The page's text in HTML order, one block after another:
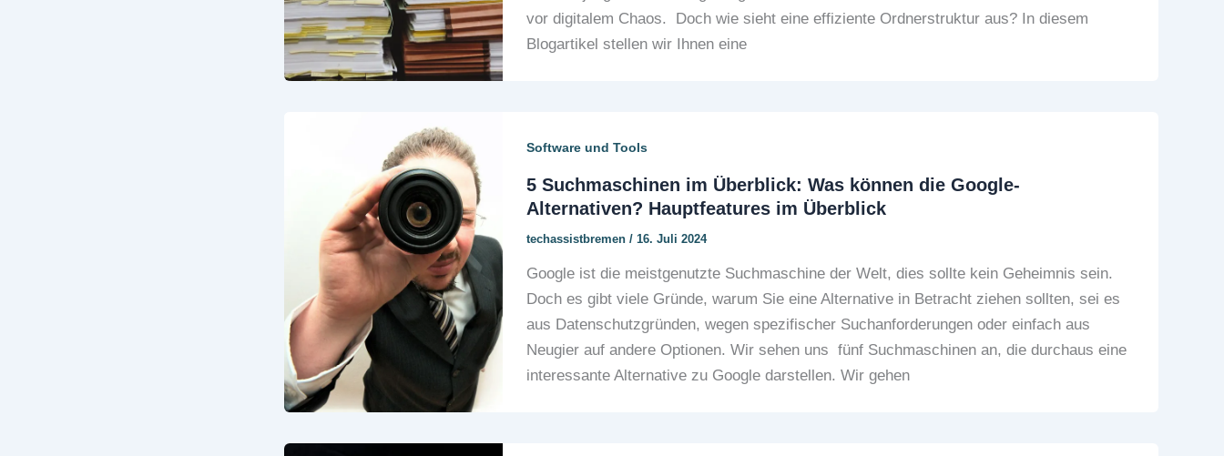
vor digitalem Chaos. Doch wie sieht eine effiziente Ordnerstruktur aus? In diesem
Blogartikel stellen wir Ihnen eine
Software und Tools
5 Suchmaschinen im Überblick: Was können die Google-
Alternativen? Hauptfeatures im Überblick
techassistbremen / 16. Juli 2024
Google ist die meistgenutzte Suchmaschine der Welt, dies sollte kein Geheimnis sein.
Doch es gibt viele Gründe, warum Sie eine Alternative in Betracht ziehen sollten, sei es
aus Datenschutzgründen, wegen spezifischer Suchanforderungen oder einfach aus
Neugier auf andere Optionen. Wir sehen uns fünf Suchmaschinen an, die durchaus eine
interessante Alternative zu Google darstellen. Wir gehen